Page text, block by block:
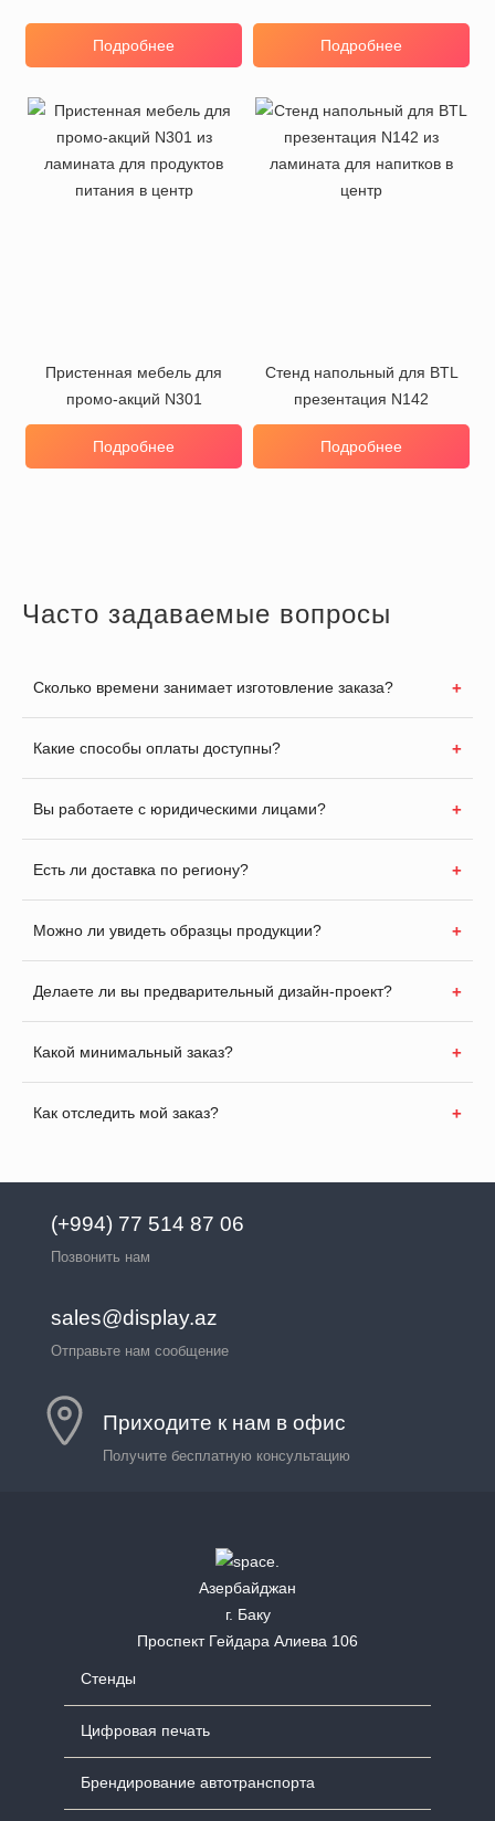
Подробнее Подробнее
Пристенная мебель для
промо-акций N301
Подробнее
Стенд напольный для BTL
презентация N142
Подробнее
Часто задаваемые вопросы
Сколько времени занимает изготовление заказа?
Какие способы оплаты доступны?
Вы работаете с юридическими лицами?
Есть ли доставка по региону?
Можно ли увидеть образцы продукции?
Делаете ли вы предварительный дизайн-проект?
Какой минимальный заказ?
Как отследить мой заказ?
(+994) 77 514 87 06
Позвонить нам
sales@display.az
Отправьте нам сообщение
Приходите к нам в офис
Получите бесплатную консультацию
Азербайджан
г. Баку
Проспект Гейдара Алиева 106
Стенды
Цифровая печать
Брендирование автотранспорта